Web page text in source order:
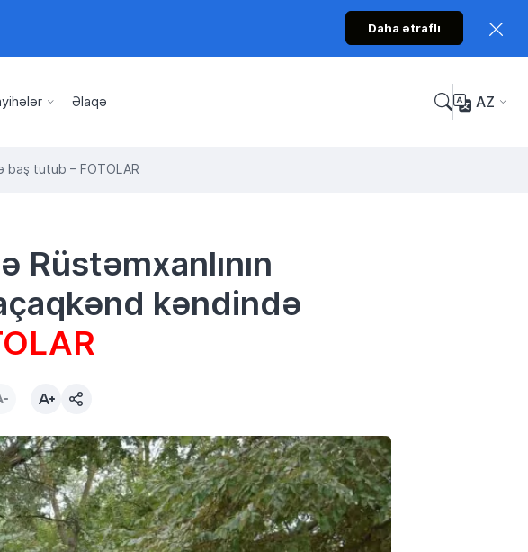
Daha ətraflı
Əlaqə AZ
baş tutub – FOTOLAR
Rüstəmxanlının
kəndində